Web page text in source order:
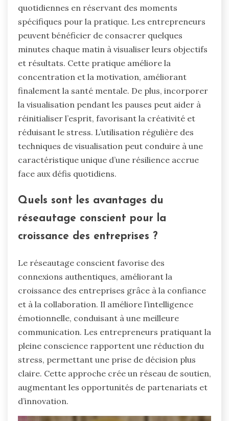
quotidiennes en réservant des moments
spécifiques pour la pratique. Les entrepreneurs
peuvent bénéficier de consacrer quelques
minutes chaque matin à visualiser leurs objectifs
et résultats. Cette pratique améliore la
concentration et la motivation, améliorant
finalement la santé mentale. De plus, incorporer
la visualisation pendant les pauses peut aider à
réinitialiser l’esprit, favorisant la créativité et
réduisant le stress. L’utilisation régulière des
techniques de visualisation peut conduire à une
caractéristique unique d’une résilience accrue
face aux défis quotidiens.
Quels sont les avantages du
réseautage conscient pour la
croissance des entreprises ?
Le réseautage conscient favorise des
connexions authentiques, améliorant la
croissance des entreprises grâce à la confiance
et à la collaboration. Il améliore l’intelligence
émotionnelle, conduisant à une meilleure
communication. Les entrepreneurs pratiquant la
pleine conscience rapportent une réduction du
stress, permettant une prise de décision plus
claire. Cette approche crée un réseau de soutien,
augmentant les opportunités de partenariats et
d’innovation.